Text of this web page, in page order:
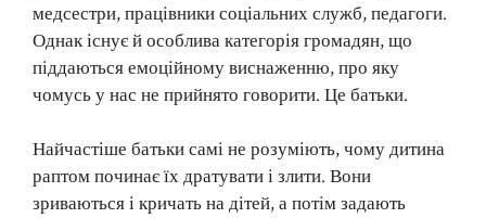
медсестри, працівники соціальних служб, педагоги.
Однак існує й особлива категорія громадян, що
піддаються емоційному виснаженню, про яку
чомусь у нас не прийнято говорити. Це батьки.
Найчастіше батьки самі не розуміють, чому дитина
раптом починає їх дратувати і злити. Вони
зриваються і кричать на дітей, а потім задають